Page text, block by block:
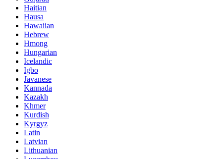
Haitian
Hausa
Hawaiian
Hebrew
Hmong
Hungarian
Icelandic
Igbo
Javanese
Kannada
Kazakh
Khmer
Kurdish
Kyrgyz
Latin
Latvian
Lithuanian